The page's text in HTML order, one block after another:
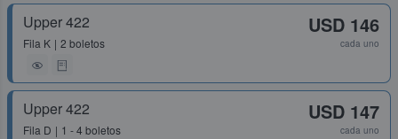
Upper 422
Fila K 2 boletos
USD 146
cada uno
Upper 422
Fila D 1 - 4 boletos
USD 147
cada uno